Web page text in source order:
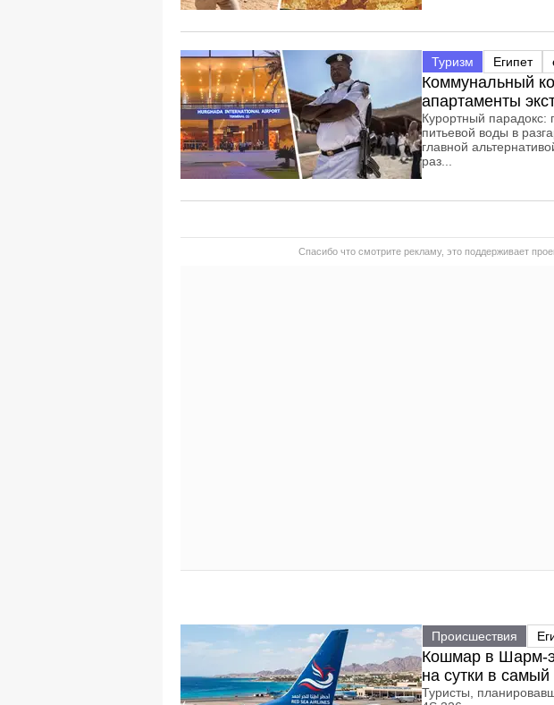
Туризм Египет
Коммунальный
апартаменты
Курортный парадокс:
питьевой воды в
главной
раз...
Спасибо что смотрите рекламу, это поддерживает
Происшествия
Кошмар в Шарм-
на сутки в
Туристы,